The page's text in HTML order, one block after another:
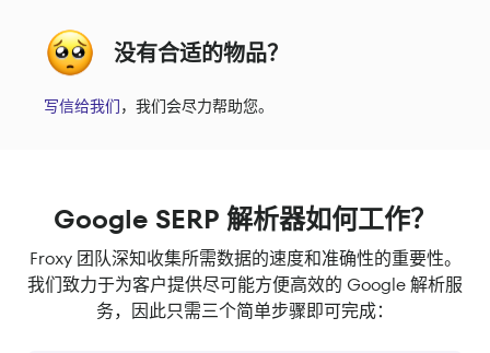
没有合适的物品？
写信给我们，我们会尽力帮助您。
Google SERP 解析器如何工作？
Froxy 团队深知收集所需数据的速度和准确性的重要性。
我们致力于为客户提供尽可能方便高效的 Google 解析服
务，因此只需三个简单步骤即可完成：